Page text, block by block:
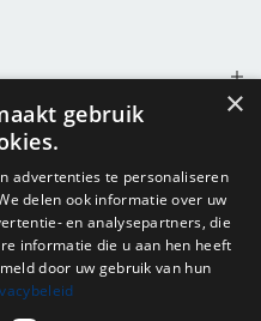
×
gebruik
advertenties te personaliseren
delen ook informatie over uw
en analysepartners, die
informatie die u aan hen heeft
door uw gebruik van hun